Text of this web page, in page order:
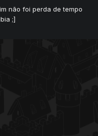
não foi perda de tempo
;]